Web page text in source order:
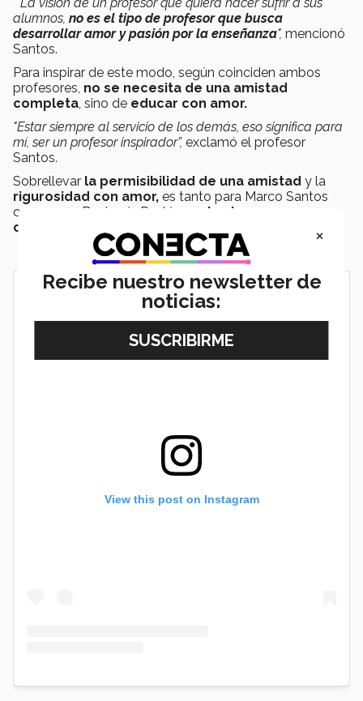
"La visión de un profesor que quiera hacer sufrir a sus
alumnos, no es el tipo de profesor que busca
desarrollar amor y pasión por la enseñanza", mencionó
Santos.
Para inspirar de este modo, según coinciden ambos
profesores, no se necesita de una amistad
completa, sino de educar con amor.
"Estar siempre al servicio de los demás, eso significa para
mí, ser un profesor inspirador”, exclamó el profesor
Santos.
Sobrellevar la permisibilidad de una amistad y la
rigurosidad con amor, es tanto para Marco Santos
como para Benjamín Rodríguez,
la clave que
consideran los ha llevado a este logro.
View this post on Instagram
×
Recibe nuestro newsletter de
noticias: